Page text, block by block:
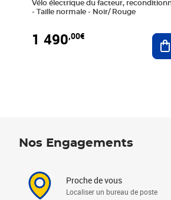
Vélo électrique du facteur,
- Taille normale - Noir/ Rouge
1 490,00€
Nos Engagements
Proche de vous
Localiser un bureau de poste